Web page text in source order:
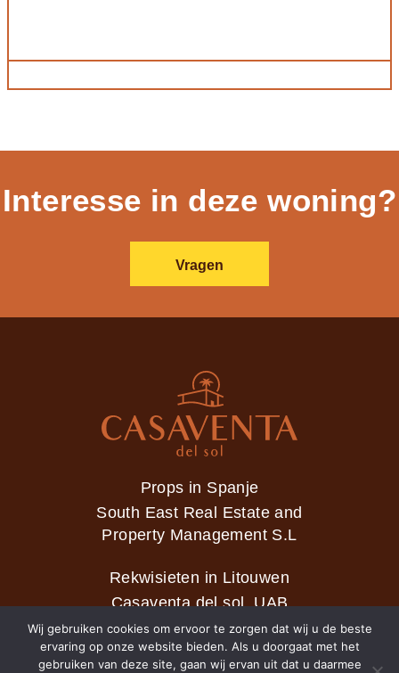
Interesse in deze woning?
Vragen
Props in Spanje
South East Real Estate and
Property Management S.L
Rekwisieten in Litouwen
Casaventa del sol, UAB
Wij gebruiken cookies om ervoor te zorgen dat wij u de beste
ervaring op onze website bieden. Als u doorgaat met het
gebruiken van deze site, gaan wij ervan uit dat u daarmee